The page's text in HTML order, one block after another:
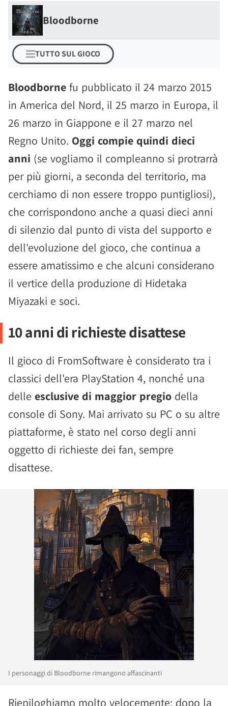
Bloodborne
TUTTO SUL GIOCO
Bloodborne fu pubblicato il 24 marzo 2015
in America del Nord, il 25 marzo in Europa, il
26 marzo in Giappone e il 27 marzo nel
Regno Unito. Oggi compie quindi dieci
anni (se vogliamo il compleanno si protrarrà
per più giorni, a seconda del territorio, ma
cerchiamo di non essere troppo puntigliosi),
che corrispondono anche a quasi dieci anni
di silenzio dal punto di vista del supporto e
dell'evoluzione del gioco, che continua a
essere amatissimo e che alcuni considerano
il vertice della produzione di Hidetaka
Miyazaki e soci.
10 anni di richieste disattese
Il gioco di FromSoftware è considerato tra i
classici dell'era PlayStation 4, nonché una
delle esclusive di maggior pregio della
console di Sony. Mai arrivato su PC o su altre
piattaforme, è stato nel corso degli anni
oggetto di richieste dei fan, sempre
disattese.
I personaggi di Bloodborne rimangono affascinanti
Riepiloghiamo molto velocemente: dopo la